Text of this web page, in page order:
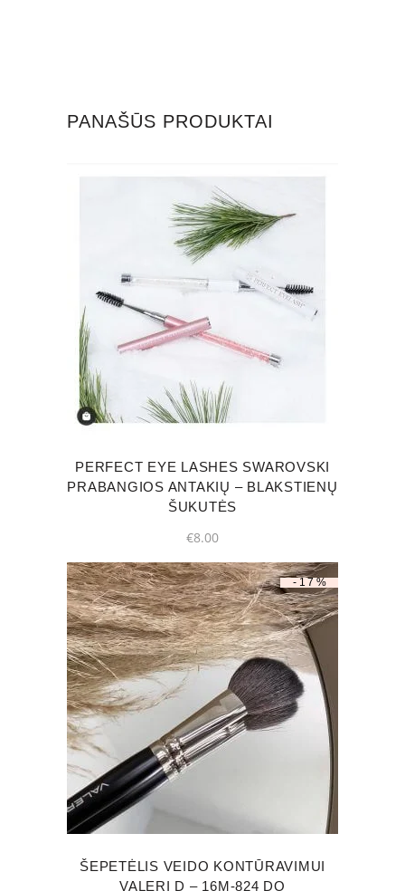
PANAŠŪS PRODUKTAI
This
product
has
multiple
variants.
The
options
be
chosen
the
product
page
PERFECT EYE LASHES SWAROVSKI
PRABANGIOS ANTAKIŲ – BLAKSTIENŲ
ŠUKUTĖS
€8.00
-17%
ŠEPETĖLIS VEIDO KONTŪRAVIMUI
VALERI D – 16M-824 DO